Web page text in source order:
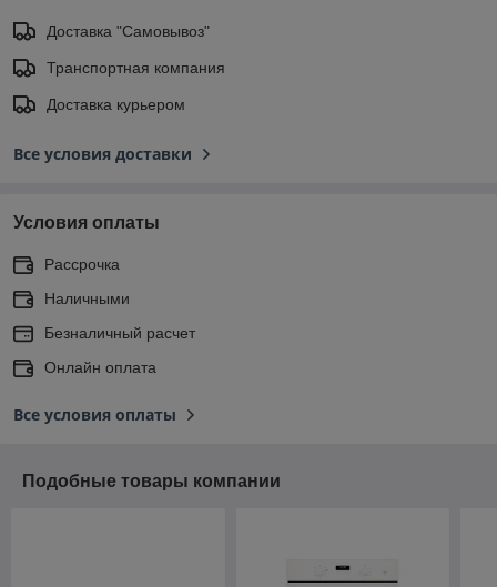
Доставка "Самовывоз"
Транспортная компания
Доставка курьером
Все условия доставки
Условия оплаты
Рассрочка
Наличными
Безналичный расчет
Онлайн оплата
Все условия оплаты
Подобные товары компании